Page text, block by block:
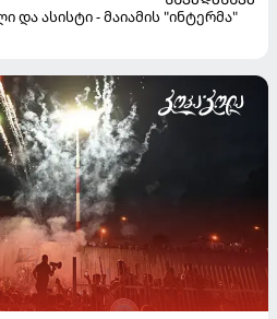
და ასისტი - მაიამის "ინტერმა"